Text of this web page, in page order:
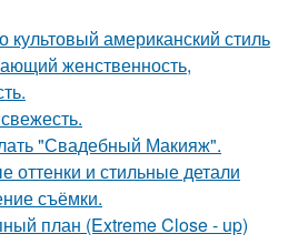
культовый американский стиль
женственность,
"Свадебный Макияж".
оттенки и стильные детали
съёмки.
план (Extreme Close - up)